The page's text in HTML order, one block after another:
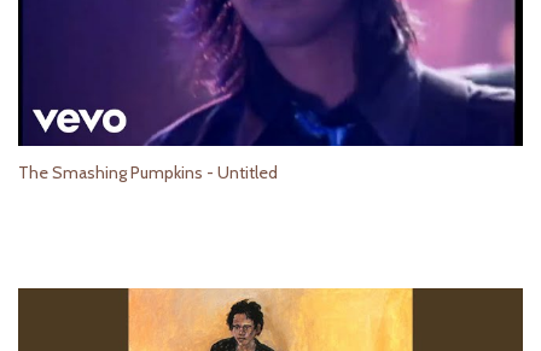
The Smashing Pumpkins - Untitled